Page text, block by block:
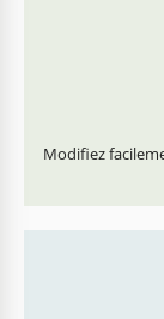
Modifiez